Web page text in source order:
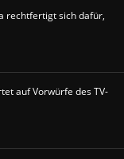
rechtfertigt sich dafür,
auf Vorwürfe des TV-